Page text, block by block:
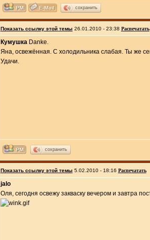
сохранить
Показать ссылку этой темы 26.01.2010 - 23:38 Распечатать
КумушкаDanke.
Яна, освежённая. С холодильника слабая. Ты же
Удачи.
сохранить
Показать ссылку этой темы 5.02.2010 - 18:16 Распечатать
jalo
Оля, сегодня освежу закваску вечером и завтра